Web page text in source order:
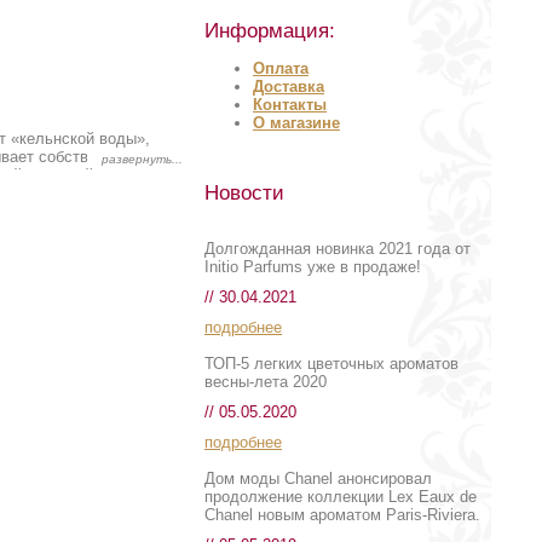
«кельнской воды»,
собственное
историей.
и молчаливые, но
вас и будоражат
своей
Информация:
Оплата
Доставка
Контакты
О магазине
Новости
Долгожданная новинка 2021 года от
Initio Parfums уже в продаже!
// 30.04.2021
подробнее
ТОП-5 легких цветочных ароматов
весны-лета 2020
// 05.05.2020
подробнее
Дом моды Chanel анонсировал
продолжение коллекции Lex Eaux de
Chanel новым ароматом Paris-Riviera.